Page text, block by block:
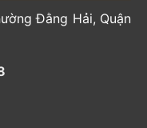
Đằng Hải, Quận